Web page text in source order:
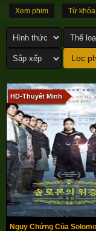
Xem phim Từ khóa
HD-Thuyết Minh